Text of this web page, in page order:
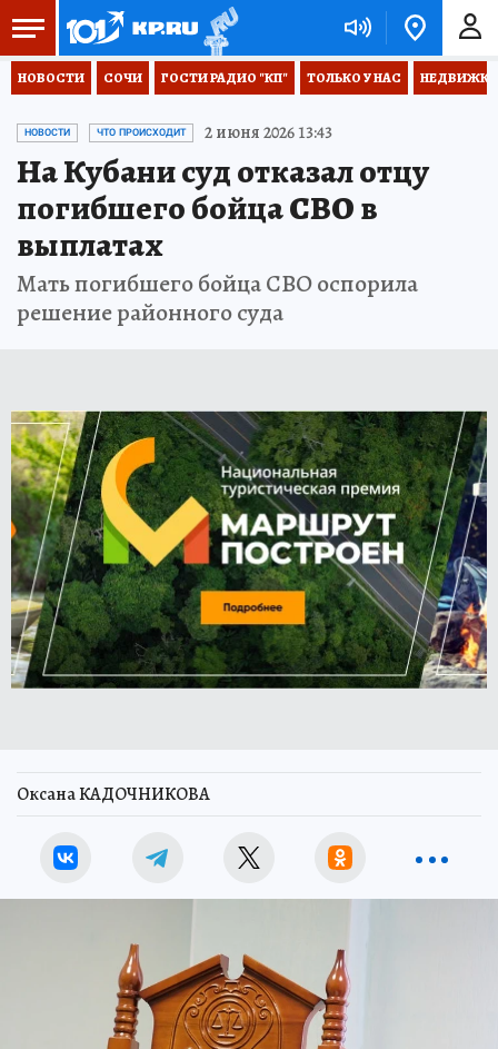
НОВОСТИ СОЧИ ГОСТИ РАДИО "КП" ТОЛЬКО У НАС НЕДВИЖКА
НОВОСТИ ЧТО ПРОИСХОДИТ 2 июня 2026 13:43
На Кубани суд отказал отцу
погибшего бойца СВО в
выплатах
Мать погибшего бойца СВО оспорила
решение районного суда
Оксана КАДОЧНИКОВА